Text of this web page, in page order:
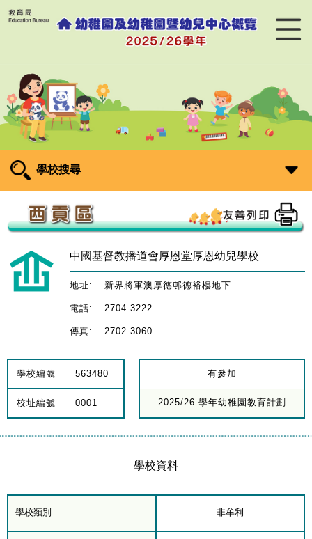
學校搜尋
中國基督教播道會厚恩堂厚恩幼兒學校
地址: 新界將軍澳厚德邨德裕樓地下
電話: 2704 3222
傳真: 2702 3060
學校編號 563480
校址編號 0001
有參加
2025/26 學年幼稚園教育計劃
學校資料
學校類別 非牟利